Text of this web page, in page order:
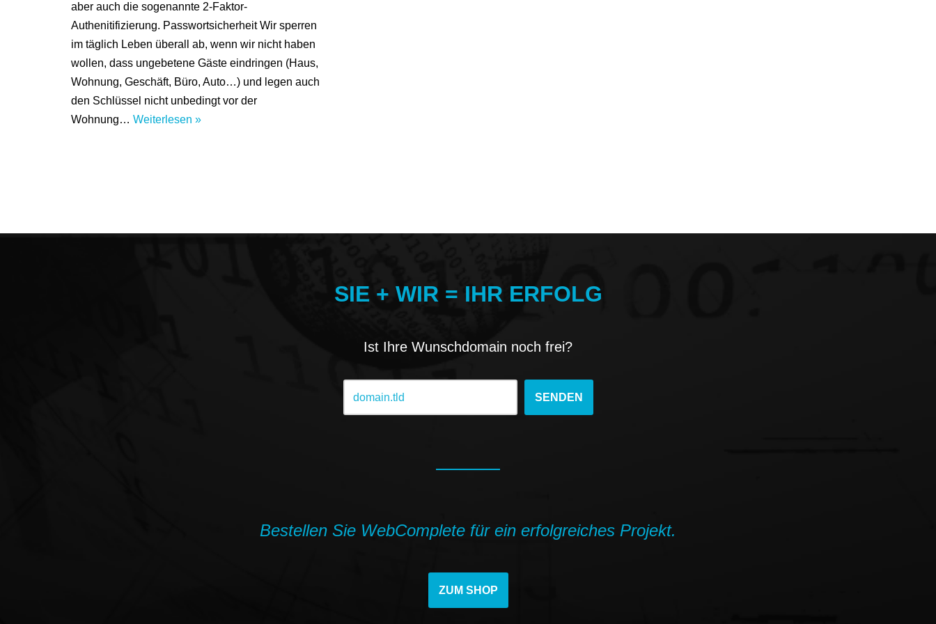
aber auch die sogenannte 2-Faktor-
Authenitifizierung. Passwortsicherheit Wir sperren
im täglich Leben überall ab, wenn wir nicht haben
wollen, dass ungebetene Gäste eindringen (Haus,
Wohnung, Geschäft, Büro, Auto…) und legen auch
den Schlüssel nicht unbedingt vor der
Wohnung… Weiterlesen »
SIE + WIR = IHR ERFOLG
Ist Ihre Wunschdomain noch frei?
Bestellen Sie WebComplete für ein erfolgreiches Projekt.
ZUM SHOP